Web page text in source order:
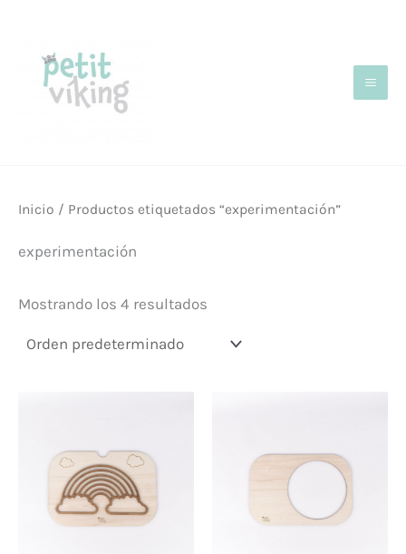
contenido
Inicio / Productos etiquetados “experimentación”
experimentación
Mostrando los 4 resultados